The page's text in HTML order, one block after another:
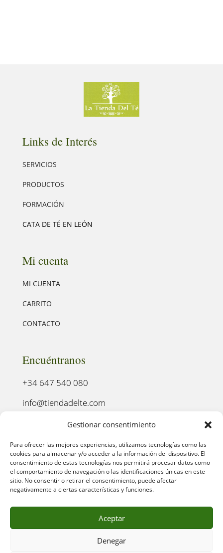
Gestionar consentimiento
Para ofrecer las mejores experiencias, utilizamos tecnologías como las
cookies para almacenar y/o acceder a la información del dispositivo. El
consentimiento de estas tecnologías nos permitirá procesar datos como
el comportamiento de navegación o las identificaciones únicas en este
sitio. No consentir o retirar el consentimiento, puede afectar
negativamente a ciertas características y funciones.
Aceptar
Denegar
Links de Interés
SERVICIOS
PRODUCTOS
FORMACIÓN
CATA DE TÉ EN LEÓN
Mi cuenta
MI CUENTA
CARRITO
CONTACTO
Encuéntranos
+34 647 540 080
info@tiendadelte.com
Punto oficial de recogida:
C. Pozo, 13, 24003. León